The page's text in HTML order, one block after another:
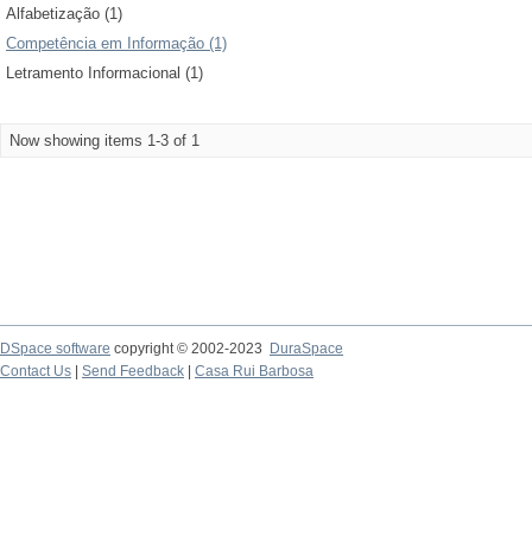
Alfabetização (1)
Competência em Informação (1)
Letramento Informacional (1)
Now showing items 1-3 of 1
DSpace software copyright © 2002-2023
DuraSpace
Contact Us
Send Feedback Casa Rui Barbosa